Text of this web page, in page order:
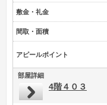
敷金・礼金
間取・面積
アピールポイント
部屋詳細
4階４０３